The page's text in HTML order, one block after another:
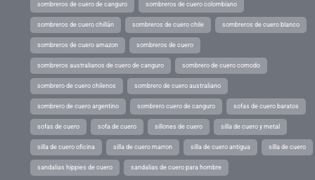
sombreros de cuero de canguro sombreros de cuero colombiano
sombreros de cuero chillán sombreros de cuero chile sombreros de cuero blanco
sombreros de cuero amazon sombreros de cuero
sombreros australianos de cuero de canguro sombrero de cuero comodo
sombrero de cuero chilenos sombrero de cuero australiano
sombrero de cuero argentino sombrero cuero de canguro sofas de cuero baratos
sofas de cuero sofa de cuero sillones de cuero silla de cuero y metal
silla de cuero oficina silla de cuero marron silla de cuero antigua silla de cuero
sandalias hippies de cuero sandalias de cuero para hombre